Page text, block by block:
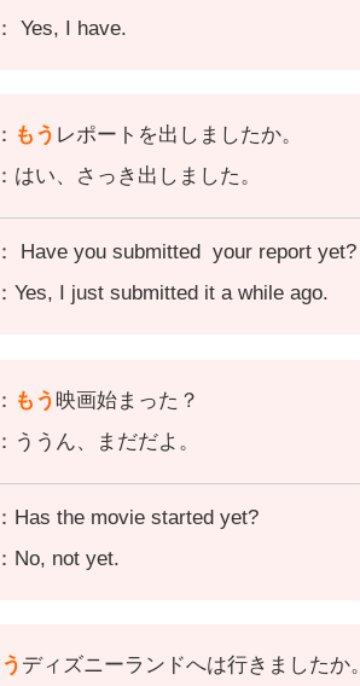
Yes, I have.
もう レポートを出しましたか。
はい、さっき出しました。
Have you submitted
your report yet?
Yes, I just submitted it a while ago.
もう 映画始まった？
ううん、まだだよ。
Has the movie started yet?
No, not yet.
ディズニーランドへは行きましたか